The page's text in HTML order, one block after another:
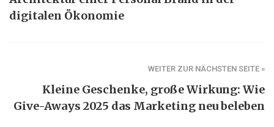
digitalen Ökonomie
WEITER ZUR NÄCHSTEN SEITE »
Kleine Geschenke, große Wirkung: Wie
Give-Aways 2025 das Marketing neu beleben